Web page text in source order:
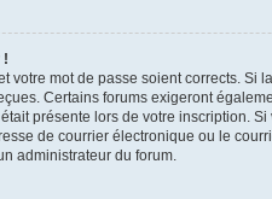
!
votre mot de passe soient corrects.
Certains forums exigeront
présente lors de votre inscription.
de courrier électronique ou le
administrateur du forum.